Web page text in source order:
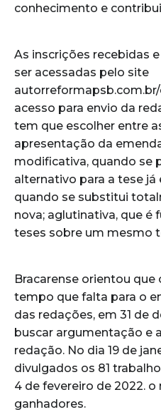
conhecimento e
As inscrições recebidas
ser acessadas pelo site
acesso para envio da
tem que escolher entre
apresentação da
modificativa, quando se
alternativo para a tese já
quando se substitui
nova; aglutinativa, que é
teses sobre um mesmo
Bracarense orientou que
tempo que falta para o
das redações, em 31 de
buscar argumentação e
redação. No dia 19 de
divulgados os 81
4 de fevereiro de 2022.
ganhadores.